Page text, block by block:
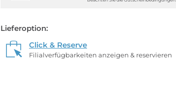
Lieferoption:
Click & Reserve
Filialverfügbarkeiten anzeigen & reservieren